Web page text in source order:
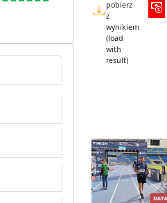
pobierz
z
wynikiem
(load
with
result)